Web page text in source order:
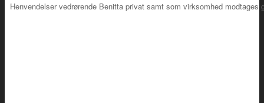
Henvendelser vedrørende Benitta privat samt som virksomhed modtages